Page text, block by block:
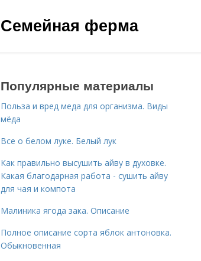
Семейная ферма
Популярные материалы
Польза и вред меда для организма. Виды
мёда
Все о белом луке. Белый лук
Как правильно высушить айву в духовке.
Какая благодарная работа - сушить айву
для чая и компота
Малиника ягода зака. Описание
Полное описание сорта яблок антоновка.
Обыкновенная